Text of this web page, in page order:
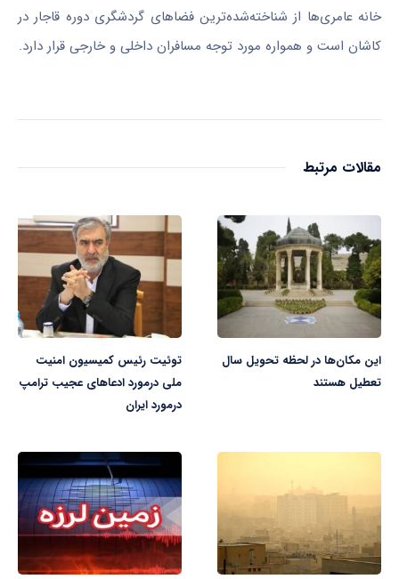
خانه عامری‌ها از شناخته‌شده‌ترین فضا‌های گردشگری دوره قاجار در
کاشان است و همواره مورد توجه مسافران داخلی و خارجی قرار دارد.
مقالات مرتبط
این مکان‌ها در لحظه تحویل سال
تعطیل هستند
توئیت رئیس کمیسیون امنیت
ملی درمورد ادعاهای عجیب ترامپ
درمورد ایران